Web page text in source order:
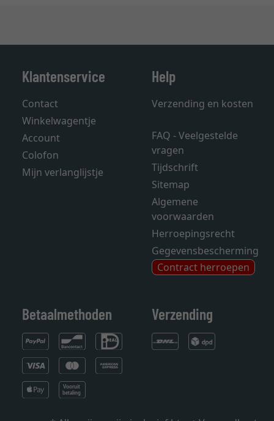
Klantenservice
Contact
Winkelwagentje
Account
Colofon
Mijn verlanglijstje
Help
Verzending en kosten
FAQ - Veelgestelde
vragen
Tijdschrift
Sitemap
Algemene
voorwaarden
Herroepingsrecht
Gegevensbescherming
Contract herroepen
Betaalmethoden Verzending